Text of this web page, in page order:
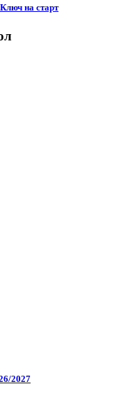
на старт
2027